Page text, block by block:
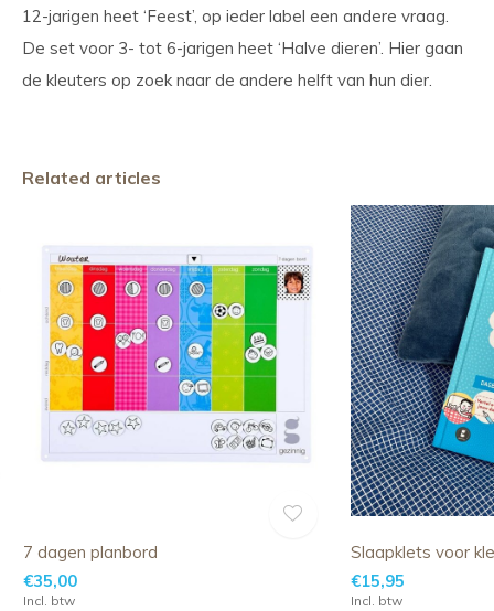
12-jarigen heet ‘Feest’, op ieder label een andere vraag.
De set voor 3- tot 6-jarigen heet ‘Halve dieren’. Hier gaan
de kleuters op zoek naar de andere helft van hun dier.
Related articles
7 dagen planbord
€35,00
Incl. btw
Slaapklets voor
€15,95
Incl. btw